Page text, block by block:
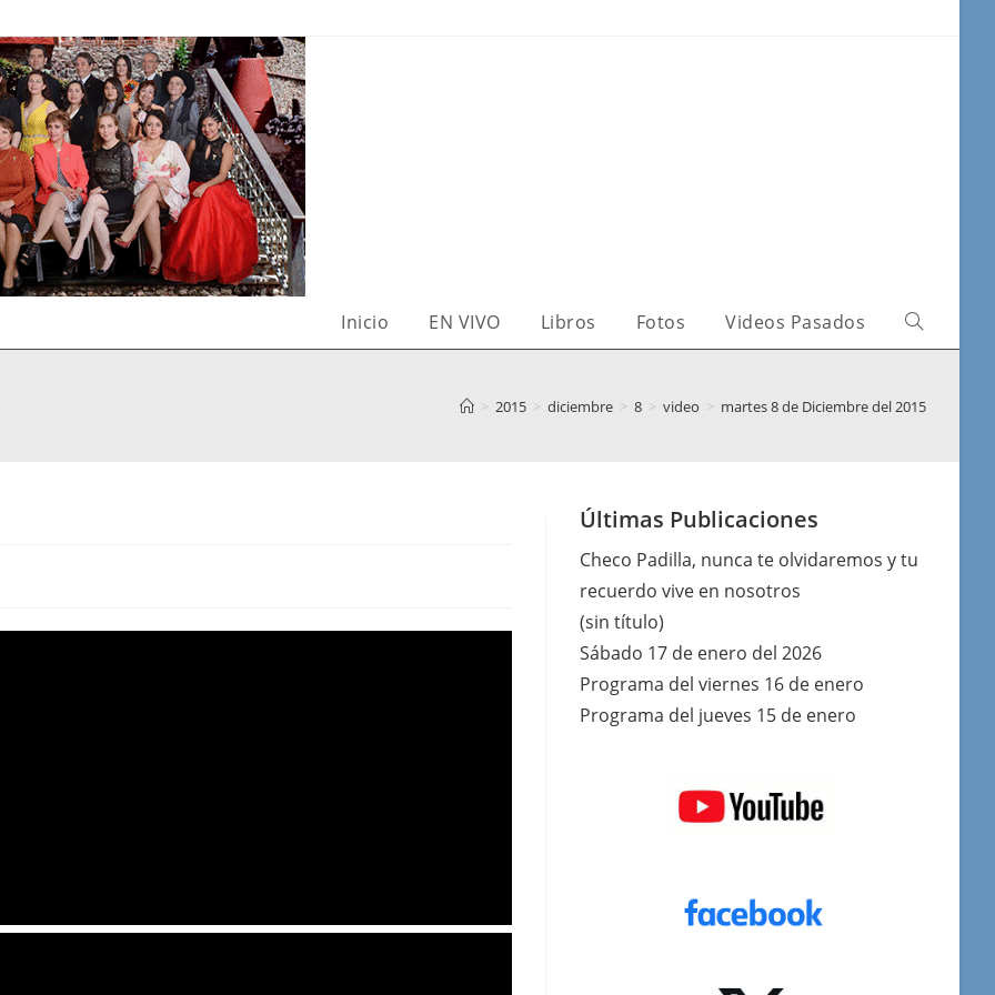
Inicio EN VIVO Libros Fotos Videos Pasados
> 2015 > diciembre > 8 > video > martes 8 de Diciembre del 2015
Últimas Publicaciones
Checo Padilla, nunca te olvidaremos y tu
recuerdo vive en nosotros
(sin título)
Sábado 17 de enero del 2026
Programa del viernes 16 de enero
Programa del jueves 15 de enero